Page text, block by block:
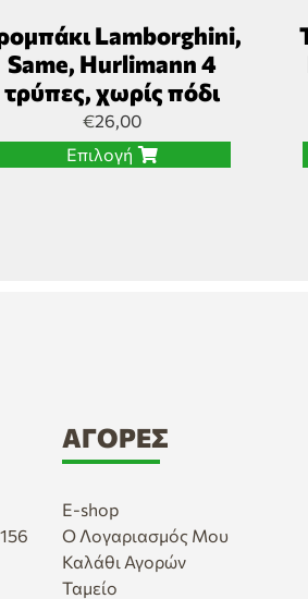
Lamborghini,
Same, Hurlimann 4
τρύπες, χωρίς πόδι
€26,00
Επιλογή
ΑΓΟΡΈΣ
E-shop
Ο Λογαριασμός Μου
Καλάθι Αγορών
Ταμείο